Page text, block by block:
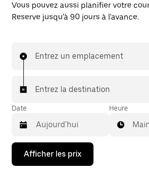
Vous pouvez aussi planifier votre
Reserve jusqu'à 90 jours à l'avance.
Entrez un emplacement
Entrez la destination
Date
Appuyez
la
Heure
Afficher les prix